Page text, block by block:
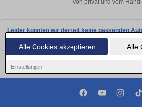
Alle Cookies akzeptieren Alle
Einstellungen
von privat und vom
Leider konnten wir derzeit keine passenden
bald wieder vorbei!